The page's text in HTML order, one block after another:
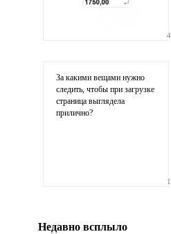
гиф или
4
За какими вещами нужно
следить, чтобы при загрузке
страница выглядела
прилично?
1
Недавно всплыло